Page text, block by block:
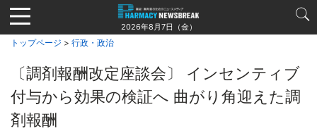
Jump
to
navigation
2026年8月7日（金）
トップページ > 行政・政治
〔調剤報酬改定座談会〕 インセンティブ
付与から効果の検証へ 曲がり角迎えた調
剤報酬